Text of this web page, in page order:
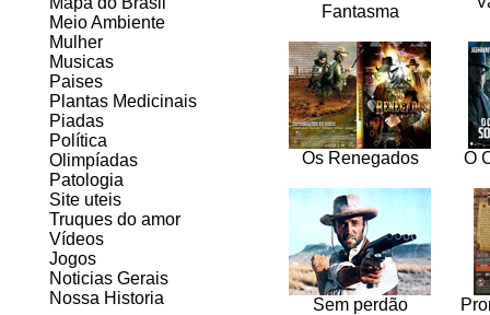
Meio Ambiente
Mulher
Musicas
Paises
Plantas Medicinais
Piadas
Política
Olimpíadas
Patologia
Site uteis
Truques do amor
Vídeos
Jogos
Noticias Gerais
Nossa Historia
Fantasma
Os Renegados O
Sem perdão